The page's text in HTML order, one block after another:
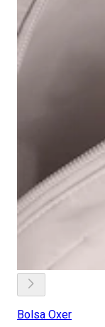
Bolsa Oxer